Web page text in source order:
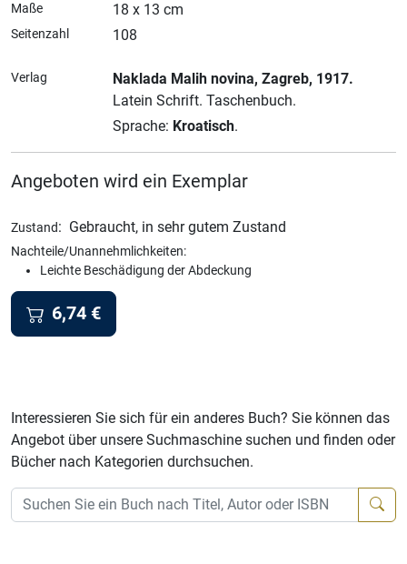
Maße 18 x 13 cm
Seitenzahl 108
Verlag Naklada Malih novina, Zagreb, 1917.
Latein Schrift. Taschenbuch.
Sprache: Kroatisch.
Angeboten wird ein Exemplar
Zustand: Gebraucht, in sehr gutem Zustand
Nachteile/Unannehmlichkeiten:
Leichte Beschädigung der Abdeckung
6,74 €
Interessieren Sie sich für ein anderes Buch? Sie können das
Angebot über unsere Suchmaschine suchen und finden oder
Bücher nach Kategorien durchsuchen.